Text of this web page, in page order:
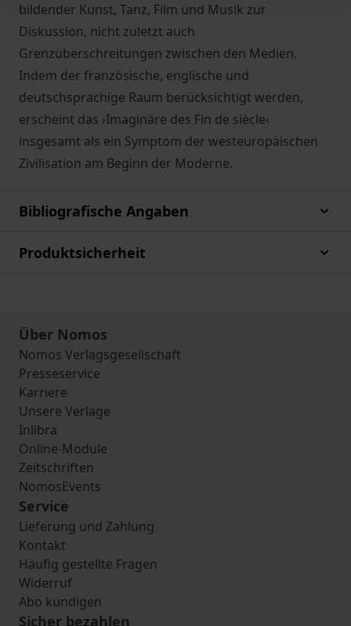
bildender Kunst, Tanz, Film und Musik zur
Diskussion, nicht zuletzt auch
Grenzüberschreitungen zwischen den Medien.
Indem der französische, englische und
deutschsprachige Raum berücksichtigt werden,
erscheint das ›Imaginäre des Fin de siècle‹
insgesamt als ein Symptom der westeuropäischen
Zivilisation am Beginn der Moderne.
Bibliografische Angaben
Produktsicherheit
Über Nomos
Nomos Verlagsgesellschaft
Presseservice
Karriere
Unsere Verlage
Inlibra
Online-Module
Zeitschriften
NomosEvents
Service
Lieferung und Zahlung
Kontakt
Häufig gestellte Fragen
Widerruf
Abo kündigen
Sicher bezahlen